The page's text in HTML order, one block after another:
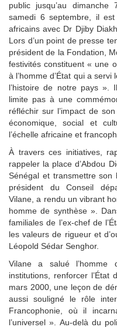
public jusqu’au dimanche
samedi 6 septembre, il
africains avec Dr Djiby
Lors d’un point de presse
président de la Fondation,
festivités constituent « une
à l’homme d’État qui a
l’histoire de notre pays ».
limite pas à une
réfléchir sur l’impact de
économique, social et
l’échelle africaine et
À travers ces initiatives,
rappeler la place d’Abdou
Sénégal et transmettre son
président du Conseil
Vilane, a rendu un vibrant
homme de synthèse ».
familiales de l’ex-chef de
les valeurs de rigueur et
Léopold Sédar Senghor.
Vilane a salué
institutions, renforcer
mars 2000, une leçon de
aussi souligné le rôle
Francophonie, où il
l’universel ». Au-delà du